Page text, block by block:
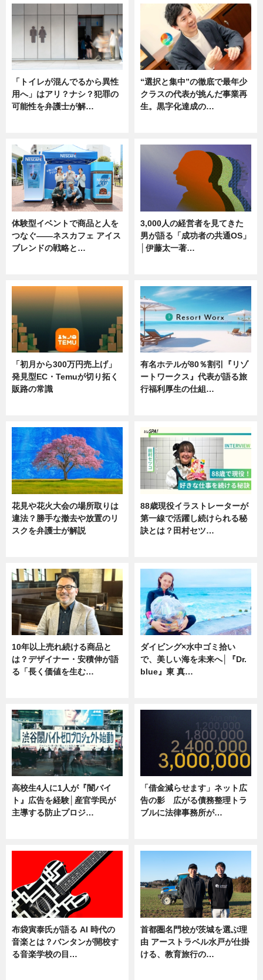
「トイレが混んでるから異性
用へ」はアリ？ナシ？犯罪の
可能性を弁護士が解…
“選択と集中”の徹底で最年少
クラスの代表が挑んだ事業再
生。黒字化達成の…
体験型イベントで商品と人を
つなぐ――ネスカフェ アイス
ブレンドの戦略と…
3,000人の経営者を見てきた
男が語る「成功者の共通OS」
│伊藤太一著…
「初月から300万円売上げ」
発見型EC・Temuが切り拓く
販路の常識
有名ホテルが80％割引『リゾ
ートワークス』代表が語る旅
行福利厚生の仕組…
花見や花火大会の場所取りは
違法？勝手な撤去や放置のリ
スクを弁護士が解説
88歳現役イラストレーターが
第一線で活躍し続けられる秘
訣とは？田村セツ…
10年以上売れ続ける商品と
は？デザイナー・安積伸が語
る「長く価値を生む…
ダイビング×水中ゴミ拾い
で、美しい海を未来へ│『Dr.
blue』東 真…
高校生4人に1人が『闇バイ
ト』広告を経験│産官学民が
主導する防止プロジ…
「借金減らせます」ネット広
告の影 広がる債務整理トラ
ブルに法律事務所が…
布袋寅泰氏が語る AI 時代の
音楽とは？バンタンが開校す
る音楽学校の目…
首都圏名門校が茨城を選ぶ理
由 アーストラベル水戸が仕掛
ける、教育旅行の…